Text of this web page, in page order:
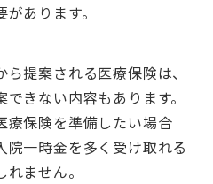
あります。
提案される医療保険は、
きない内容もあります。
療保険を準備したい場合
一時金を多く受け取れる
ません。